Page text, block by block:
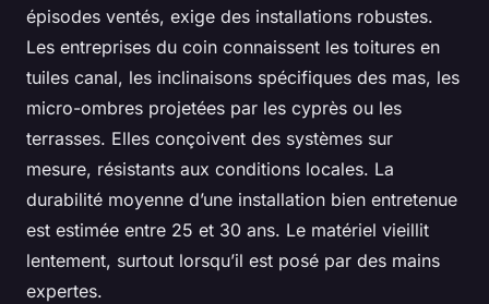
épisodes ventés, exige des installations robustes.
Les entreprises du coin connaissent les toitures en
tuiles canal, les inclinaisons spécifiques des mas, les
micro-ombres projetées par les cyprès ou les
terrasses. Elles conçoivent des systèmes sur
mesure, résistants aux conditions locales. La
durabilité moyenne d’une installation bien entretenue
est estimée entre 25 et 30 ans. Le matériel vieillit
lentement, surtout lorsqu’il est posé par des mains
expertes.